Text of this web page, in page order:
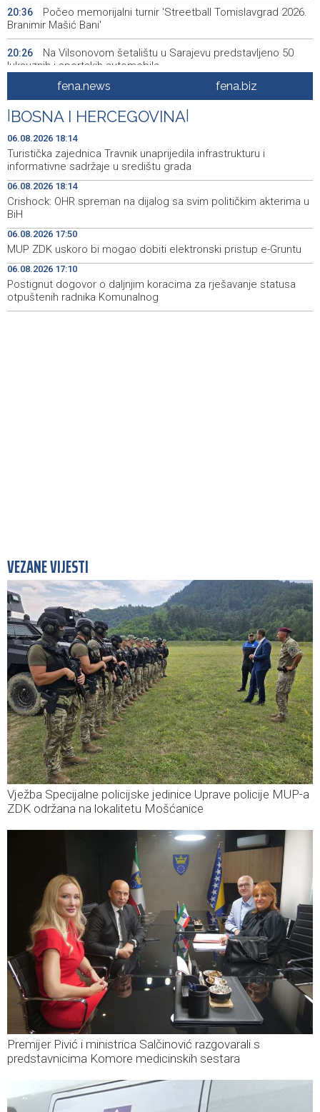
20:36
Počeo memorijalni turnir 'Streetball Tomislavgrad 2026.
Branimir Mašić Bani'
20:26
Na Vilsonovom šetalištu u Sarajevu predstavljeno 50
luksuznih i sportskih automobila
Announcement of events for Friday, 7 August 2026
19:55
Drugi Festival bakri okupio mještane i posjetitelje kod
Livna
19:45
Novi Travnik receives first direct EU funding for UNESCO
19:33
Crishock: OHR maintains an open dialogue with all
political stakeholders in BiH
19:32
Velika nagrada Britanije ostaje u MotoGP kalendaru do
2028. godine
19:29
Španska krajnja ljevica i desnica ujedinjene protiv
Maroka kao suorganizatora SP 2030.
fena.news fena.biz
BOSNA I HERCEGOVINA
06.08.2026 18:14
Turistička zajednica Travnik unaprijedila infrastrukturu i
informativne sadržaje u središtu grada
06.08.2026 18:14
Crishock: OHR spreman na dijalog sa svim političkim akterima u
BiH
06.08.2026 17:50
MUP ZDK uskoro bi mogao dobiti elektronski pristup e-Gruntu
06.08.2026 17:10
Postignut dogovor o daljnjim koracima za rješavanje statusa
otpuštenih radnika Komunalnog
VEZANE VIJESTI
Vježba Specijalne policijske jedinice Uprave policije MUP-a
ZDK održana na lokalitetu Mošćanice
Premijer Pivić i ministrica Salčinović razgovarali s
predstavnicima Komore medicinskih sestara